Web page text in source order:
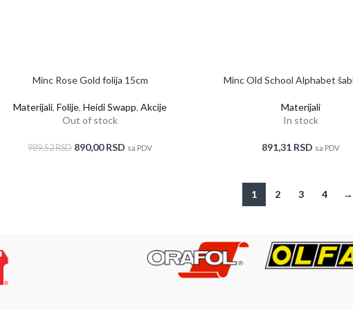
Minc Rose Gold folija 15cm
Materijali,Folije,Heidi Swapp,Akcije
Out of stock
989,52RSD 890,00RSD sa PDV
Minc Old School Alphabet
Materijali
In stock
891,31 RSD sa PDV
1 2 3 4 →